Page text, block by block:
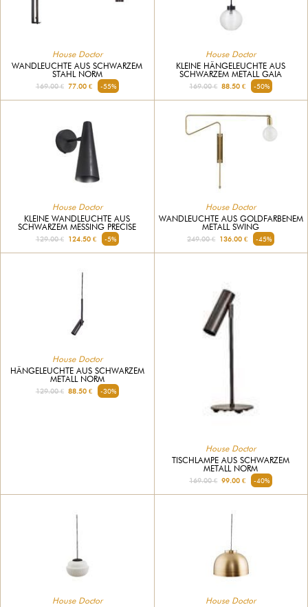
House Doctor
WANDLEUCHTE AUS SCHWARZEM
STAHL NORM
169.00 €77.00 € -55%
House Doctor
KLEINE HÄNGELEUCHTE AUS
SCHWARZEM METALL GAIA
169.00 € 88.50 € -50%
House Doctor
KLEINE WANDLEUCHTE AUS
SCHWARZEM MESSING PRECISE
129.00 €124.50 € -5%
House Doctor
WANDLEUCHTE AUS GOLDFARBENEM
METALL SWING
249.00 € 136.00 € -45%
House Doctor
HÄNGELEUCHTE AUS SCHWARZEM
METALL NORM
129.00 €88.50 € -30%
House Doctor
TISCHLAMPE AUS SCHWARZEM
METALL NORM
169.00 € 99.00 € -40%
House Doctor House Doctor